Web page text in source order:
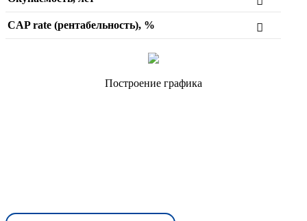
CAP rate (рентабельность), %
Построение графика